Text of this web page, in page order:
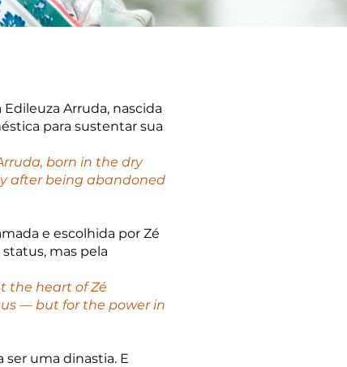
Arruda, nascida
para sustentar sua
born in the dry
after being abandoned
e escolhida por Zé
mas pela
the heart of Zé
— but for the power in
ser uma dinastia. E